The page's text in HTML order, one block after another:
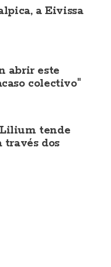
a Eivissa
abrir este
colectivo"
tende
través dos